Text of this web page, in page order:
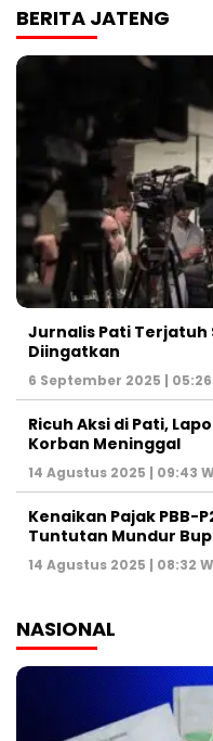
BERITA JATENG
Jurnalis Pati Terjatuh
Diingatkan
6 September 2025 | 05:26
Ricuh Aksi di Pati,
Korban Meninggal
14 Agustus 2025 | 09:43
Kenaikan Pajak PBB-
Tuntutan Mundur
14 Agustus 2025 | 08:32
NASIONAL